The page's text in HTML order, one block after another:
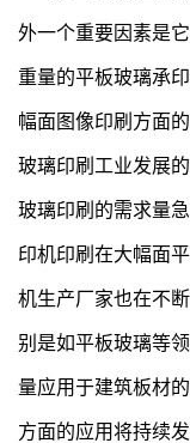
外一个重要因素是
重量的平板玻璃承
幅面图像印刷方面
玻璃印刷工业发展
玻璃印刷的需求量
印机印刷在大幅面
机生产厂家也在不
别是如平板玻璃等
量应用于建筑板材
方面的应用将持续